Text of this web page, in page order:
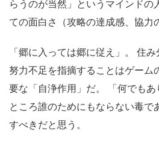
らうのが当然」というマインドの
ての面白さ（攻略の達成感、協力
「郷に入っては郷に従え」。 住
努力不足を指摘することはゲーム
要な「自浄作用」だ。 「何でも
ところ誰のためにもならない毒で
すべきだと思う。